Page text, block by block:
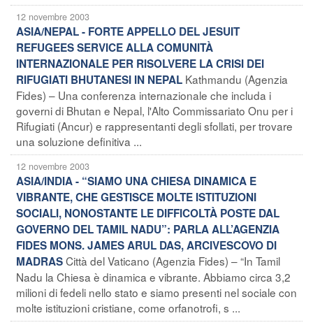
12 novembre 2003
ASIA/NEPAL - FORTE APPELLO DEL JESUIT
REFUGEES SERVICE ALLA COMUNITÀ
INTERNAZIONALE PER RISOLVERE LA CRISI DEI
RIFUGIATI BHUTANESI IN NEPAL Kathmandu (Agenzia
Fides) – Una conferenza internazionale che includa i
governi di Bhutan e Nepal, l'Alto Commissariato Onu per i
Rifugiati (Ancur) e rappresentanti degli sfollati, per trovare
una soluzione definitiva ...
12 novembre 2003
ASIA/INDIA - “SIAMO UNA CHIESA DINAMICA E
VIBRANTE, CHE GESTISCE MOLTE ISTITUZIONI
SOCIALI, NONOSTANTE LE DIFFICOLTÀ POSTE DAL
GOVERNO DEL TAMIL NADU”: PARLA ALL’AGENZIA
FIDES MONS. JAMES ARUL DAS, ARCIVESCOVO DI
MADRASCittà del Vaticano (Agenzia Fides) – “In Tamil
Nadu la Chiesa è dinamica e vibrante. Abbiamo circa 3,2
milioni di fedeli nello stato e siamo presenti nel sociale con
molte istituzioni cristiane, come orfanotrofi, s ...